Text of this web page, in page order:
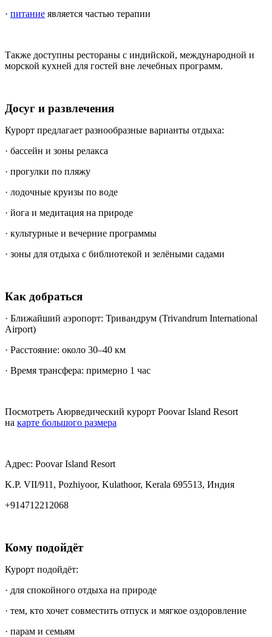
· питание является частью терапии
Также доступны рестораны с индийской, международной и
морской кухней для гостей вне лечебных программ.
Досуг и развлечения
Курорт предлагает разнообразные варианты отдыха:
· бассейн и зоны релакса
· прогулки по пляжу
· лодочные круизы по воде
· йога и медитация на природе
· культурные и вечерние программы
· зоны для отдыха с библиотекой и зелёными садами
Как добраться
· Ближайший аэропорт: Тривандрум (Trivandrum International
Airport)
· Расстояние: около 30–40 км
· Время трансфера: примерно 1 час
Посмотреть Аюрведический курорт Poovar Island Resort
на карте большого размера
Адрес: Poovar Island Resort
K.P. VII/911, Pozhiyoor, Kulathoor, Kerala 695513, Индия
+914712212068
Кому подойдёт
Курорт подойдёт:
· для спокойного отдыха на природе
· тем, кто хочет совместить отпуск и мягкое оздоровление
· парам и семьям